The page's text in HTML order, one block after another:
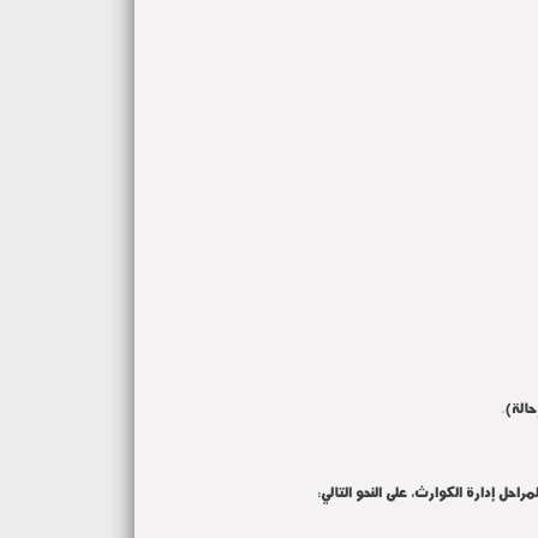
إدارة الكوارث، على النحو التالي: